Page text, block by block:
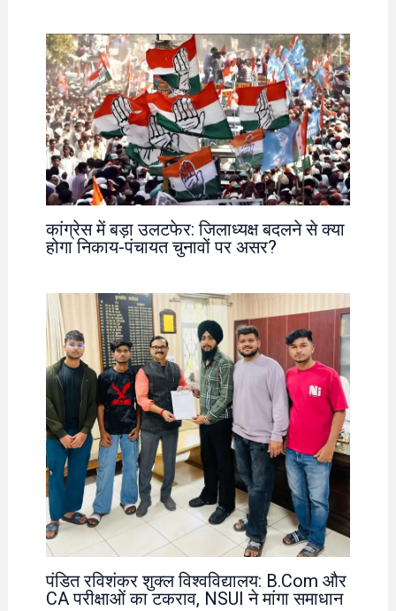
कांग्रेस में बड़ा उलटफेर: जिलाध्यक्ष बदलने से क्या
होगा निकाय-पंचायत चुनावों पर असर?
पंडित रविशंकर शुक्ल विश्वविद्यालय: B.Com और
CA परीक्षाओं का टकराव, NSUI ने मांगा समाधान